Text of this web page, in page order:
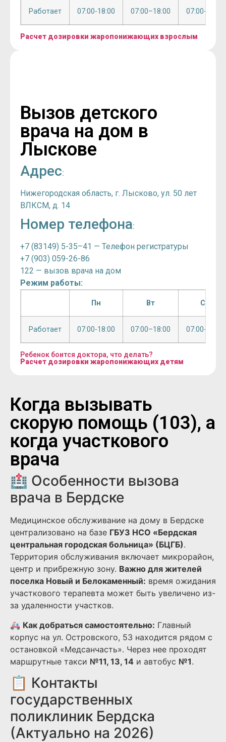
Работает 07:00-18:00 07:00–18:00 07:00-18:00
Расчет дозировки жаропонижающих взрослым
Вызов детского
врача на дом в
Лыскове
Адрес:
Нижегородская область, г. Лысково, ул. 50 лет
ВЛКСМ, д. 14
Номер телефона:
+7 (83149) 5-35–41 — Телефон регистратуры
+7 (903) 059-26-86
122 — вызов врача на дом
Режим работы:
Пн Вт Ср
Работает 07:00-18:00 07:00–18:00 07:00-18:00
Ребенок боится доктора, что делать?
Расчет дозировки жаропонижающих детям
Когда вызывать
скорую помощь (103), а
когда участкового
врача
🏥 Особенности вызова
врача в Бердске
Медицинское обслуживание на дому в Бердске
централизовано на базе ГБУЗ НСО «Бердская
центральная городская больница» (БЦГБ).
Территория обслуживания включает микрорайон,
центр и прибрежную зону. Важно для жителей
поселка Новый и Белокаменный: время ожидания
участкового терапевта может быть увеличено из-
за удаленности участков.
🚑 Как добраться самостоятельно: Главный
корпус на ул. Островского, 53 находится рядом с
остановкой «Медсанчасть». Через нее проходят
маршрутные такси №11, 13, 14 и автобус №1.
📋 Контакты
государственных
поликлиник Бердска
(Актуально на 2026)